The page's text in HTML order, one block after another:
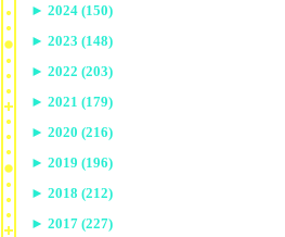
► 2024 (150)
► 2023 (148)
► 2022 (203)
► 2021 (179)
► 2020 (216)
► 2019 (196)
► 2018 (212)
► 2017 (227)